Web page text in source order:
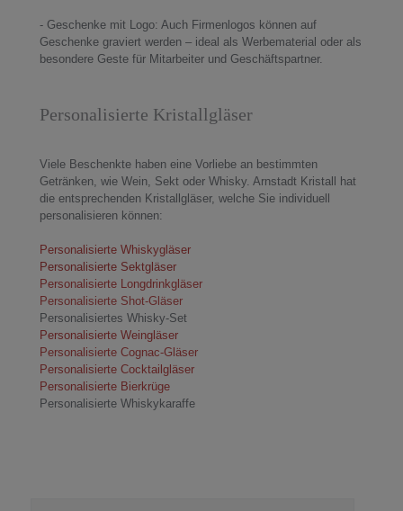
- Geschenke mit Logo: Auch Firmenlogos können auf
Geschenke graviert werden – ideal als Werbematerial oder als
besondere Geste für Mitarbeiter und Geschäftspartner.
Personalisierte Kristallgläser
Viele Beschenkte haben eine Vorliebe an bestimmten
Getränken, wie Wein, Sekt oder Whisky. Arnstadt Kristall hat
die entsprechenden Kristallgläser, welche Sie individuell
personalisieren können:
Personalisierte Whiskygläser
Personalisierte Sektgläser
Personalisierte Longdrinkgläser
Personalisierte Shot-Gläser
Personalisiertes Whisky-Set
Personalisierte Weingläser
Personalisierte Cognac-Gläser
Personalisierte Cocktailgläser
Personalisierte Bierkrüge
Personalisierte Whiskykaraffe